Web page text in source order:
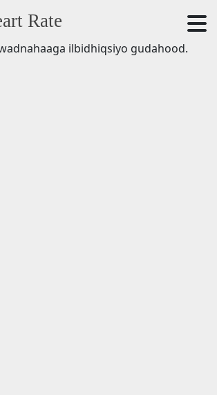
Rate
ilbidhiqsiyo gudahood.